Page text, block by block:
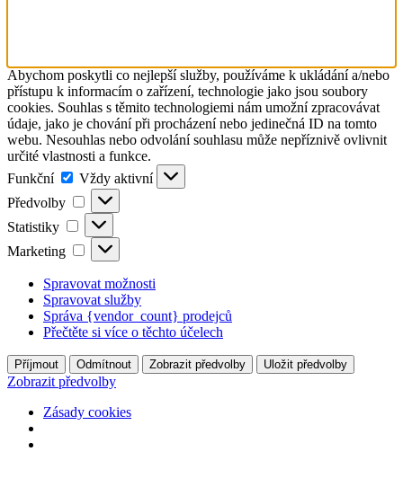
Abychom poskytli co nejlepší služby, používáme k ukládání a/nebo
přístupu k informacím o zařízení, technologie jako jsou soubory
cookies. Souhlas s těmito technologiemi nám umožní zpracovávat
údaje, jako je chování při procházení nebo jedinečná ID na tomto
webu. Nesouhlas nebo odvolání souhlasu může nepříznivě ovlivnit
určité vlastnosti a funkce.
Funkční
Funkční
Vždy aktivní
Předvolby
Předvolby
Statistiky Statistiky
Marketing Marketing
Spravovat možnosti
Spravovat služby
Správa {vendor_count} prodejců
Přečtěte si více o těchto účelech
Příjmout Odmítnout Zobrazit předvolby Uložit předvolby
Zobrazit předvolby
Zásady cookies